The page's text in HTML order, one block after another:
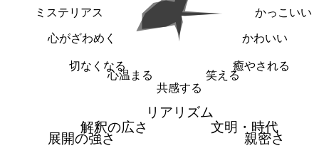
かっこいい
かわいい
癒やされる
笑える
共感する
心温まる
切なくなる
心がざわめく
ミステリアス
リアリズム
文明・時代
親密さ
展開の強さ
解釈の広さ